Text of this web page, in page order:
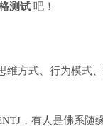
测试 吧！
方式、行为模式、
，有人是佛系随